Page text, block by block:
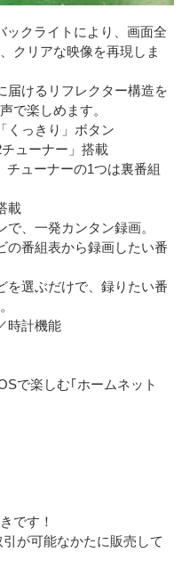
ックライトにより、画面全
クリアな映像を再現しま
届けるリフレクター構造を
で楽しめます。
くっきり」ボタン
ューナー」搭載
ューナーの1つは裏番組
載
、一発カンタン録画。
の番組表から録画したい番
を選ぶだけで、録りたい番
時計機能
で楽しむ｢ホームネット
です！
が可能なかたに販売して